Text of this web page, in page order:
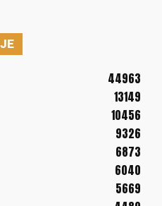
44963
13149
10456
9326
6873
6040
5669